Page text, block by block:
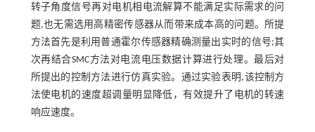
转子角度信号再对电机相电流解算不能满足实际需求的问
题,也无需选用高精密传感器从而带来成本高的问题。所提
方法首先是利用普通霍尔传感器精确测量出实时的信号;其
次再结合SMC方法对电流电压数据计算进行处理。最后对
所提出的控制方法进行仿真实验。通过实验表明,该控制方
法使电机的速度超调量明显降低，有效提升了电机的转速
响应速度。